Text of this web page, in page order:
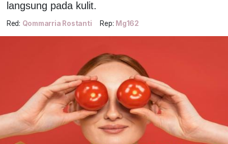
langsung pada kulit.
Red: Qommarria Rostanti Rep: Mg162